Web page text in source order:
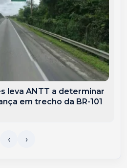
leva ANTT a determinar
em trecho da BR-101